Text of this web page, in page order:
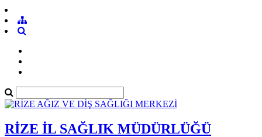
RİZE İL SAĞLIK MÜDÜRLÜĞÜ